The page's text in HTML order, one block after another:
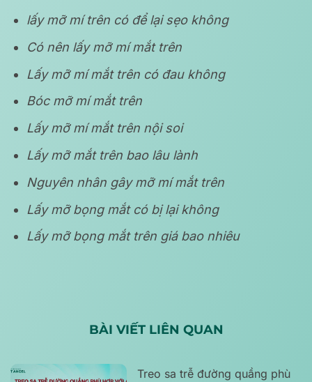
lấy mỡ mí trên có để lại sẹo không
Có nên lấy mỡ mí mắt trên
Lấy mỡ mí mắt trên có đau không
Bóc mỡ mí mắt trên
Lấy mỡ mí mắt trên nội soi
Lấy mỡ mắt trên bao lâu lành
Nguyên nhân gây mỡ mí mắt trên
Lấy mỡ bọng mắt có bị lại không
Lấy mỡ bọng mắt trên giá bao nhiêu
BÀI VIẾT LIÊN QUAN
Treo sa trễ đường quầng phù